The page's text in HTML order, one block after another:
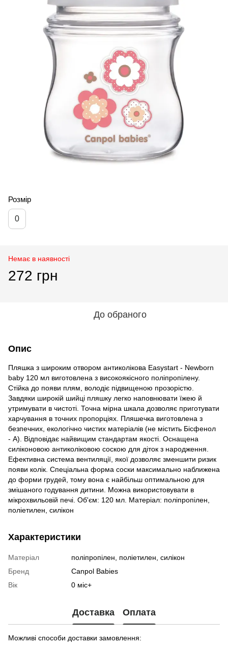
Розмір
0
Немає в наявності
272 грн
До обраного
Опис
Пляшка з широким отвором антиколікова Easystart - Newborn
baby 120 мл виготовлена з високоякісного поліпропілену.
Стійка до появи плям, володіє підвищеною прозорістю.
Завдяки широкій шийці пляшку легко наповнювати їжею й
утримувати в чистоті. Точна мірна шкала дозволяє приготувати
харчування в точних пропорціях. Пляшечка виготовлена з
безпечних, екологічно чистих матеріалів (не містить Бісфенол
- А). Відповідає найвищим стандартам якості. Оснащена
силіконовою антиколіковою соскою для діток з народження.
Ефективна система вентиляції, якої дозволяє зменшити ризик
появи колік. Спеціальна форма соски максимально наближена
до форми грудей, тому вона є найбільш оптимальною для
змішаного годування дитини. Можна використовувати в
мікрохвильовій печі. Об'єм: 120 мл. Матеріал: поліпропілен,
поліетилен, силікон
Характеристики
Матеріал
поліпропілен, поліетилен, силікон
Бренд
Canpol Babies
Вік
0 міс+
Доставка Оплата
Можливі способи доставки замовлення: